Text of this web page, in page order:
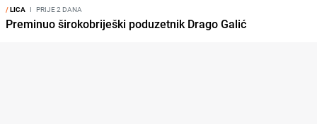
/LICA I PRIJE 2 DANA
Preminuo širokobriješki poduzetnik Drago Galić